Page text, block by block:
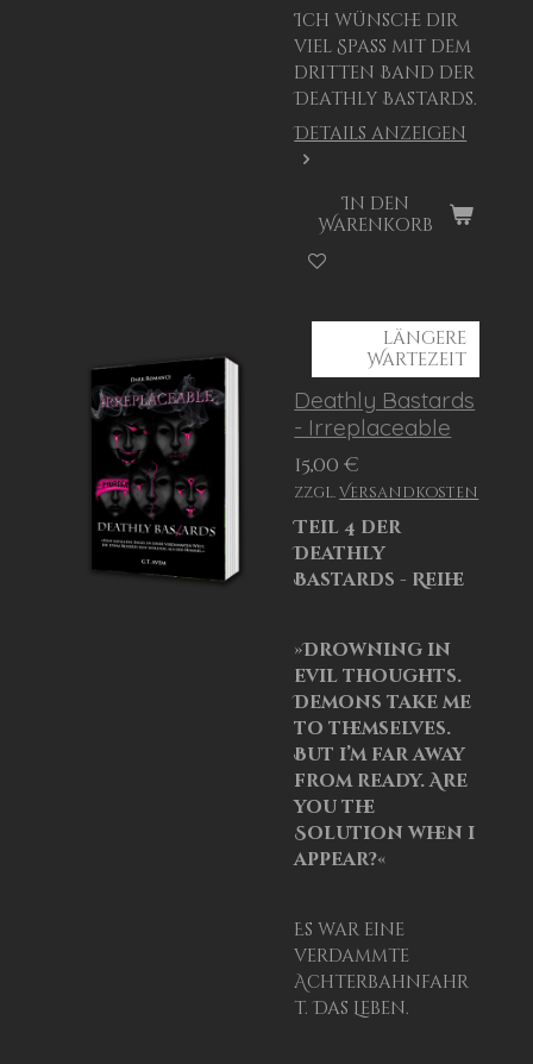
Ich wünsche dir
viel Spaß mit dem
dritten Band der
Deathly Bastards.
Details anzeigen
In den
Warenkorb
längere
Wartezeit
Deathly Bastards
- Irreplaceable
15,00 €
zzgl.Versandkosten
Teil 4 der
Deathly
Bastards - Reihe
»Drowning in
evil thoughts.
Demons take me
to themselves.
But i’m far away
from ready. Are
you the
Solution when i
appear?«
Es war eine
verdammte
Achterbahnfahr
t. Das Leben.